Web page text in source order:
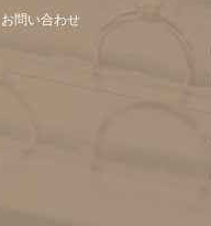
お問い合わせ